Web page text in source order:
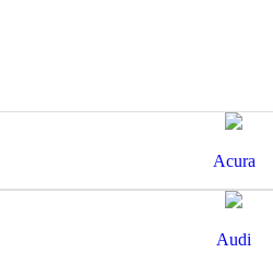
Acura
Audi